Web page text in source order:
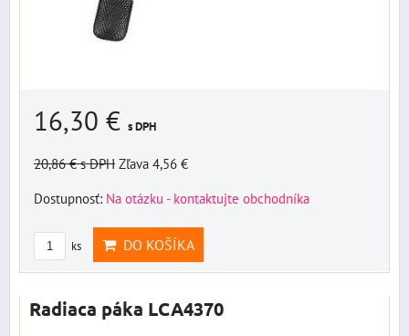
16,30 € s DPH
20,86 €s DPH Zľava 4,56 €
Dostupnosť: Na otázku - kontaktujte obchodníka
ks DO KOŠÍKA
Radiaca páka LCA4370